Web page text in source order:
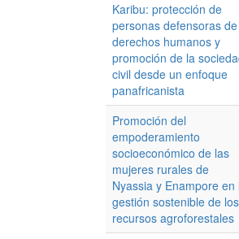
Karibu: protección de
personas defensoras de
derechos humanos y
promoción de la
civil desde un enfoque
panafricanista
Promoción del
empoderamiento
socioeconómico de las
mujeres rurales de
Nyassia y Enampore en
gestión sostenible de los
recursos agroforestales